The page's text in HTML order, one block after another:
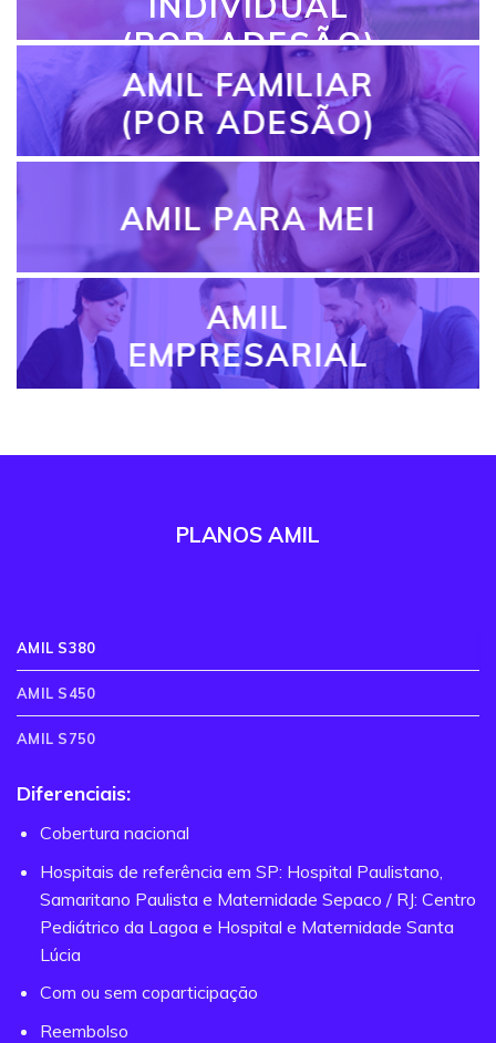
(POR ADESÃO)
AMIL FAMILIAR
(POR ADESÃO)
AMIL PARA MEI
AMIL
EMPRESARIAL
PLANOS AMIL
AMIL S380
AMIL S450
AMIL S750
Diferenciais:
Cobertura nacional
Hospitais de referência em SP: Hospital Paulistano,
Samaritano Paulista e Maternidade Sepaco / RJ: Centro
Pediátrico da Lagoa e Hospital e Maternidade Santa
Lúcia
Com ou sem coparticipação
Reembolso